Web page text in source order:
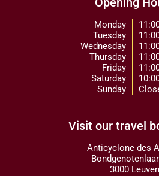
Monday
Tuesday
Wednesday
Thursday
Friday
Saturday
Sunday
Visit our travel
Anticyclone des
3000 Leuven